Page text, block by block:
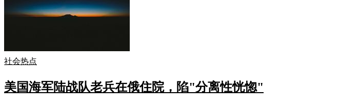
社会热点
美国海军陆战队老兵在俄住院，陷"分离性恍惚"